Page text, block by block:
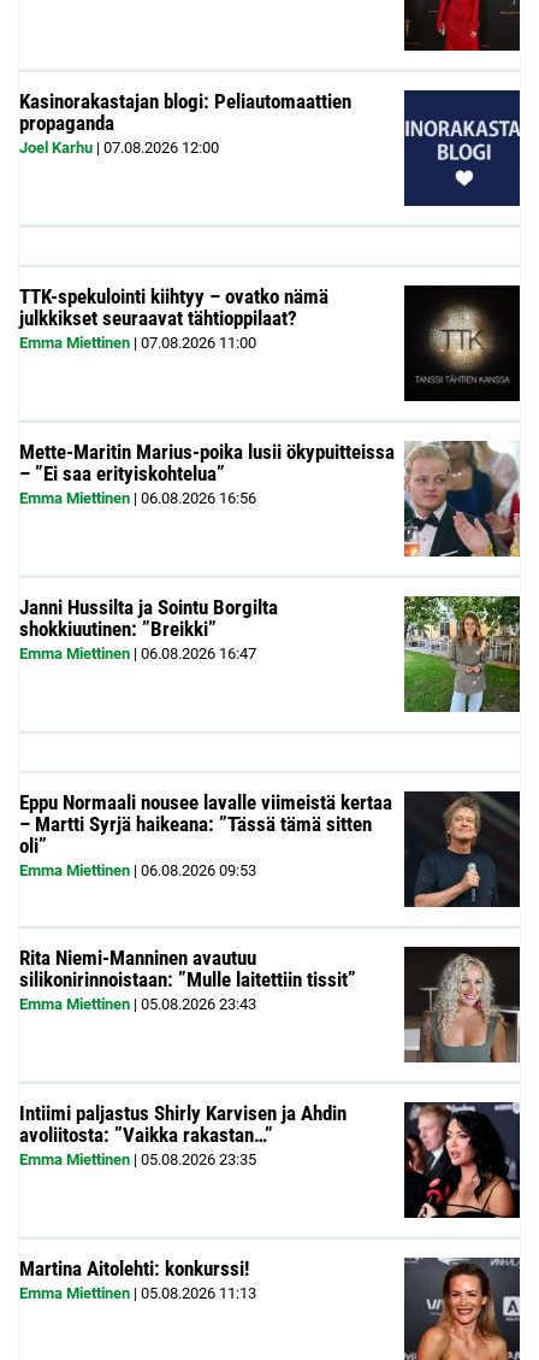
Kasinorakastajan blogi: Peliautomaattien
propaganda
Joel Karhu | 07.08.2026 12:00
TTK-spekulointi kiihtyy – ovatko nämä
julkkikset seuraavat tähtioppilaat?
Emma Miettinen | 07.08.2026 11:00
Mette-Maritin Marius-poika lusii ökypuitteissa
– ”Ei saa erityiskohtelua”
Emma Miettinen | 06.08.2026 16:56
Janni Hussilta ja Sointu Borgilta
shokkiuutinen: ”Breikki”
Emma Miettinen | 06.08.2026 16:47
Eppu Normaali nousee lavalle viimeistä kertaa
– Martti Syrjä haikeana: ”Tässä tämä sitten
oli”
Emma Miettinen | 06.08.2026 09:53
Rita Niemi-Manninen avautuu
silikonirinnoistaan: ”Mulle laitettiin tissit”
Emma Miettinen | 05.08.2026 23:43
Intiimi paljastus Shirly Karvisen ja Ahdin
avoliitosta: ”Vaikka rakastan…”
Emma Miettinen | 05.08.2026 23:35
Martina Aitolehti: konkurssi!
Emma Miettinen | 05.08.2026 11:13